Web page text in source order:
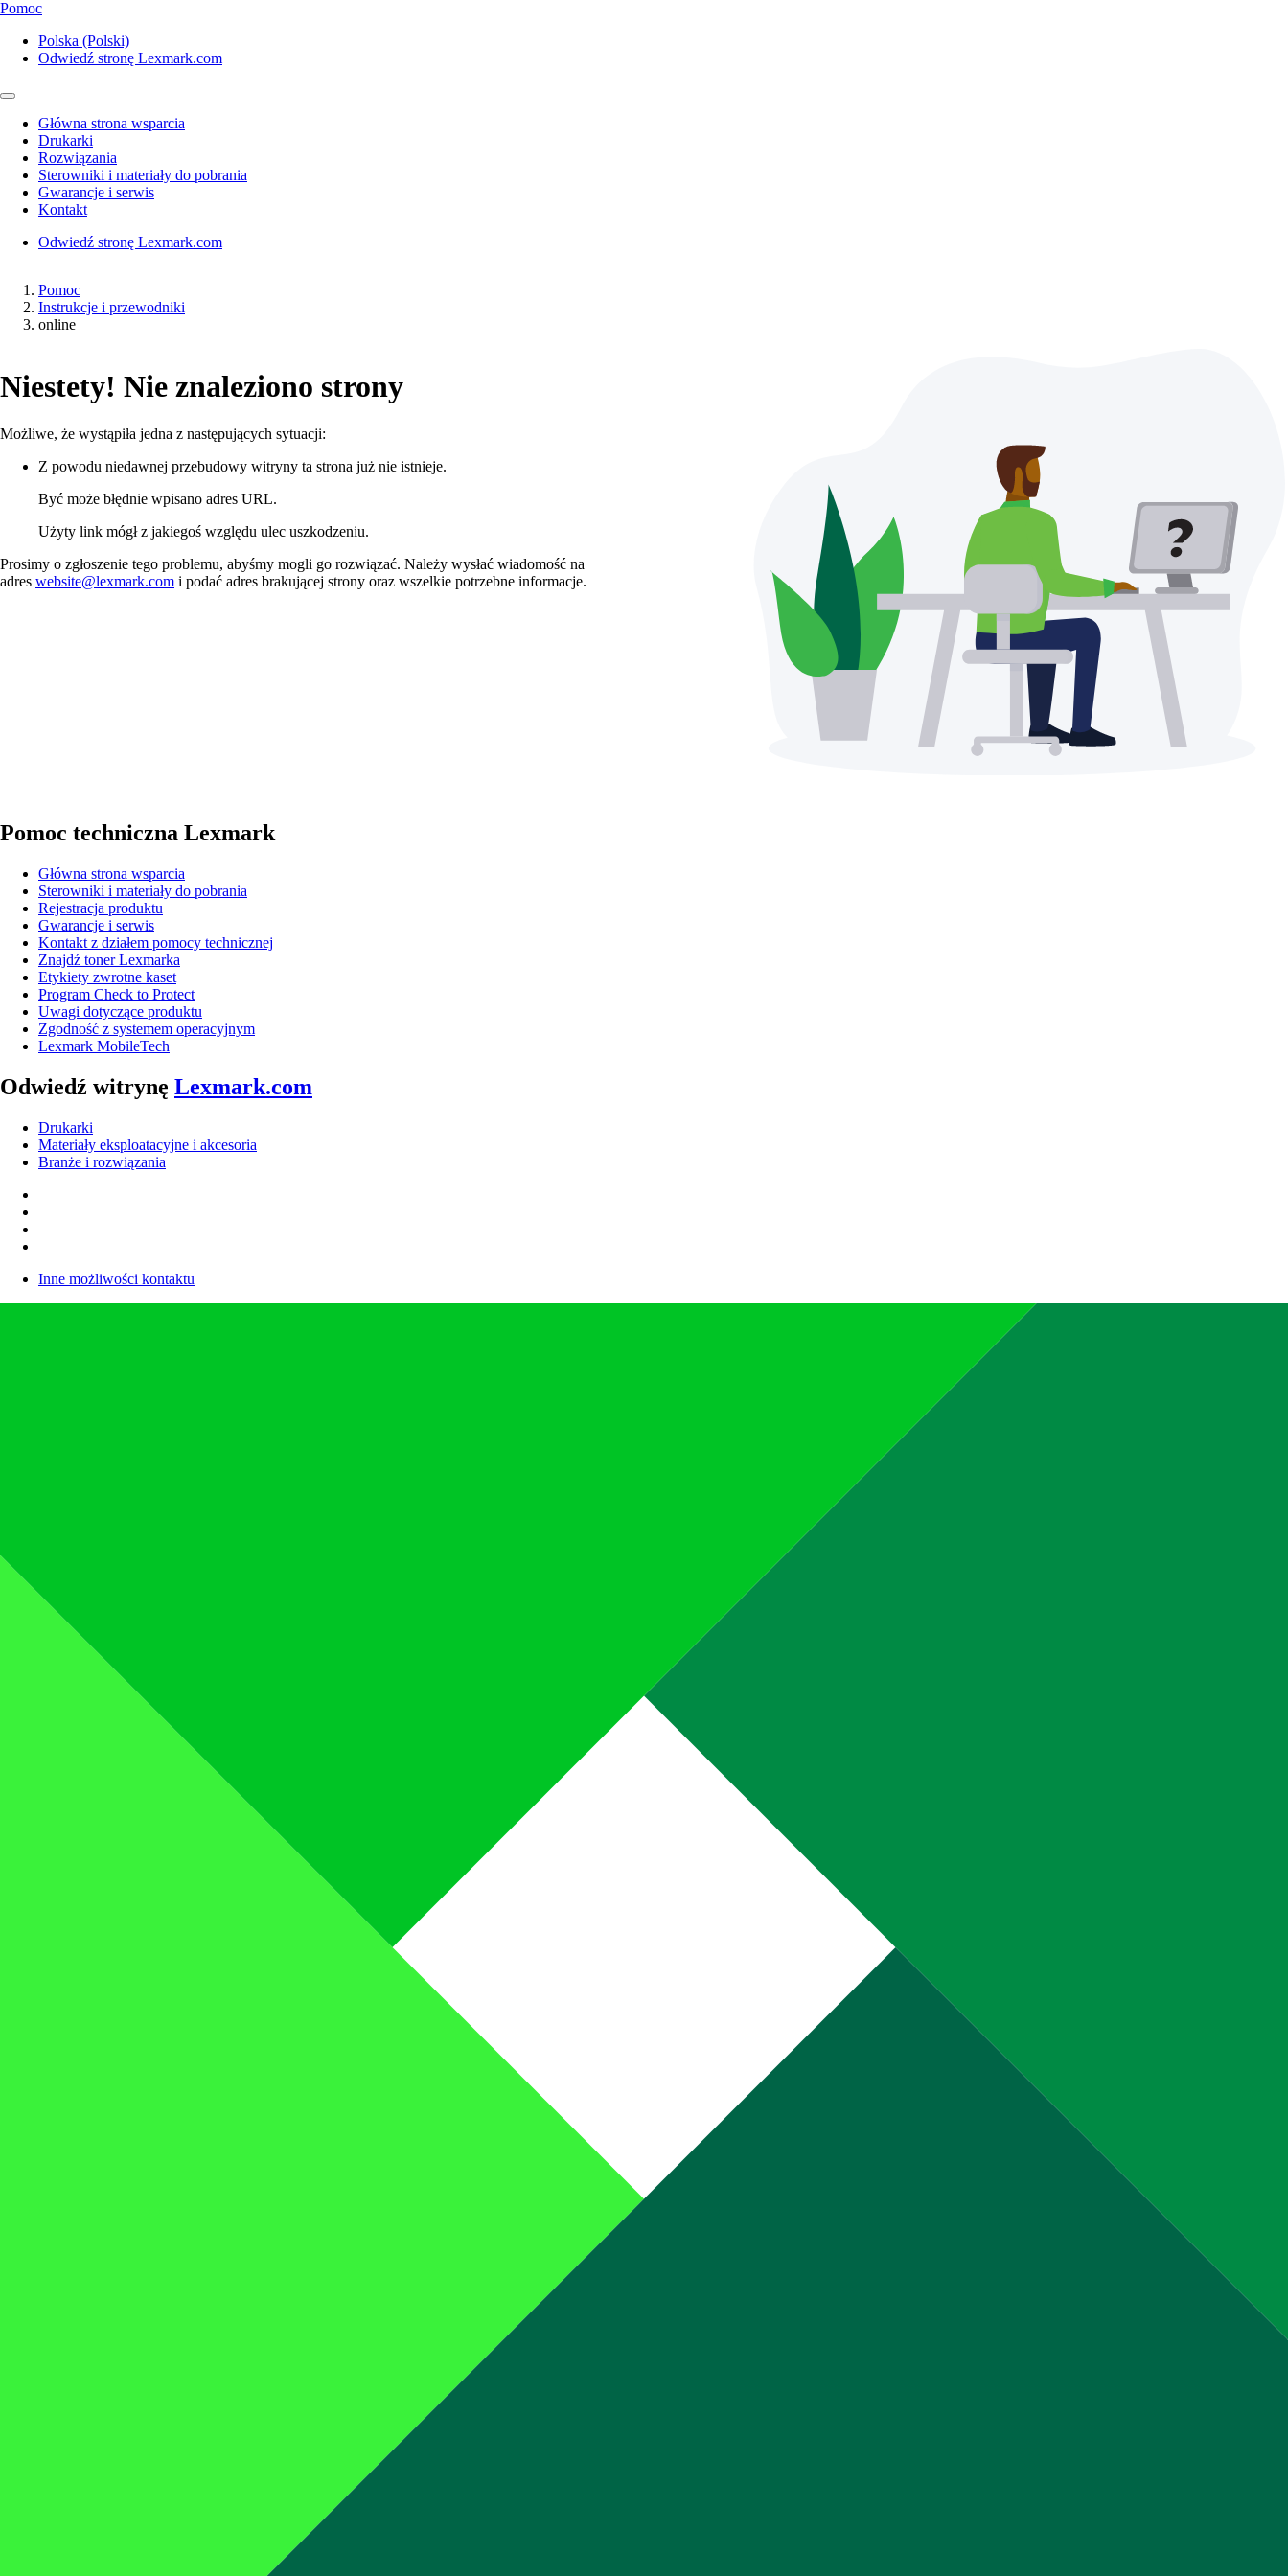
Pomoc
Polska (Polski)
Odwiedź stronę Lexmark.com
Główna strona wsparcia
Drukarki
Rozwiązania
Sterowniki i materiały do pobrania
Gwarancje i serwis
Kontakt
Odwiedź stronę Lexmark.com
Pomoc
Instrukcje i przewodniki
online
Niestety! Nie znaleziono strony
Możliwe, że wystąpiła jedna z następujących sytuacji:
Z powodu niedawnej przebudowy witryny ta strona już nie istnieje.
Być może błędnie wpisano adres URL.
Użyty link mógł z jakiegoś względu ulec uszkodzeniu.
Prosimy o zgłoszenie tego problemu, abyśmy mogli go rozwiązać. Należy wysłać wiadomość na
adres website@lexmark.com i podać adres brakującej strony oraz wszelkie potrzebne informacje.
Pomoc techniczna Lexmark
Główna strona wsparcia
Sterowniki i materiały do pobrania
Rejestracja produktu
Gwarancje i serwis
Kontakt z działem pomocy technicznej
Znajdź toner Lexmarka
Etykiety zwrotne kaset
Program Check to Protect
Uwagi dotyczące produktu
Zgodność z systemem operacyjnym
Lexmark MobileTech
Odwiedź witrynę Lexmark.com
Drukarki
Materiały eksploatacyjne i akcesoria
Branże i rozwiązania
Inne możliwości kontaktu